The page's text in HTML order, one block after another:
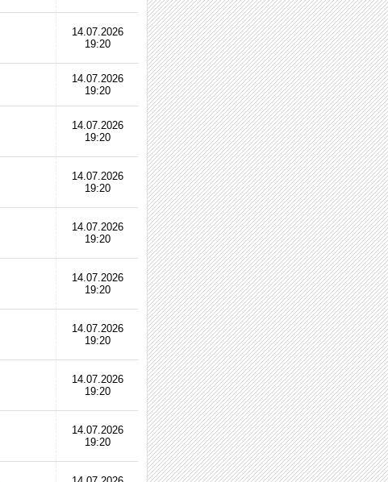
14.07.2026
19:20
14.07.2026
19:20
14.07.2026
19:20
14.07.2026
19:20
14.07.2026
19:20
14.07.2026
19:20
14.07.2026
19:20
14.07.2026
19:20
14.07.2026
19:20